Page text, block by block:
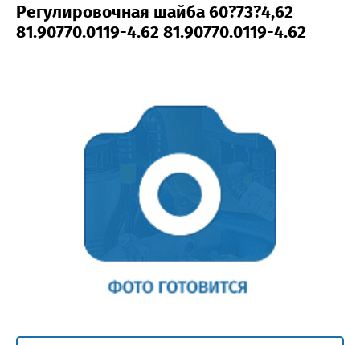
Регулировочная шайба 60?73?4,62
81.90770.0119-4.62 81.90770.0119-4.62